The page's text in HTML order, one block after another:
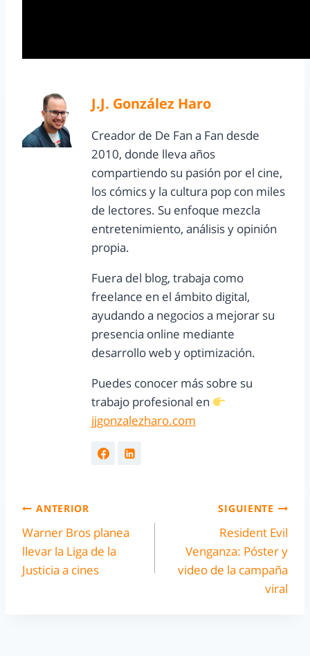
J.J. González Haro
Creador de De Fan a Fan desde
2010, donde lleva años
compartiendo su pasión por el cine,
los cómics y la cultura pop con miles
de lectores. Su enfoque mezcla
entretenimiento, análisis y opinión
propia.
Fuera del blog, trabaja como
freelance en el ámbito digital,
ayudando a negocios a mejorar su
presencia online mediante
desarrollo web y optimización.
Puedes conocer más sobre su
trabajo profesional en
jjgonzalezharo.com
ANTERIOR
Warner Bros planea
llevar la Liga de la
Justicia a cines
SIGUIENTE
Resident Evil
Venganza: Póster y
video de la campaña
viral